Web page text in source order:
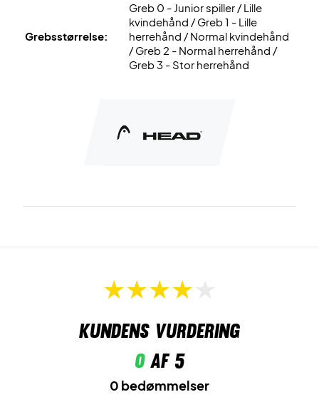
Grebsstørrelse:
Greb 0 - Junior spiller / Lille
kvindehånd / Greb 1 - Lille
herrehånd / Normal kvindehånd
/ Greb 2 - Normal herrehånd /
Greb 3 - Stor herrehånd
Kundens vurdering
0af 5
0 bedømmelser